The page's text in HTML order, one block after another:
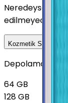
Neredeyse
edilmeyecek
Kozmetik
Depolama
64 GB
128 GB